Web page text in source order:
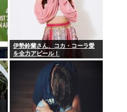
伊勢鈴蘭さん、コカ・コーラ愛
を全力アピール！